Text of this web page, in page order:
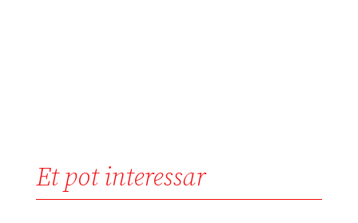
Et pot interessar